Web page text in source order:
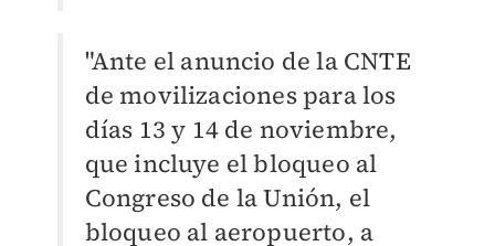
"Ante el anuncio de la CNTE
de movilizaciones para los
días 13 y 14 de noviembre,
que incluye el bloqueo al
Congreso de la Unión, el
bloqueo al aeropuerto, a